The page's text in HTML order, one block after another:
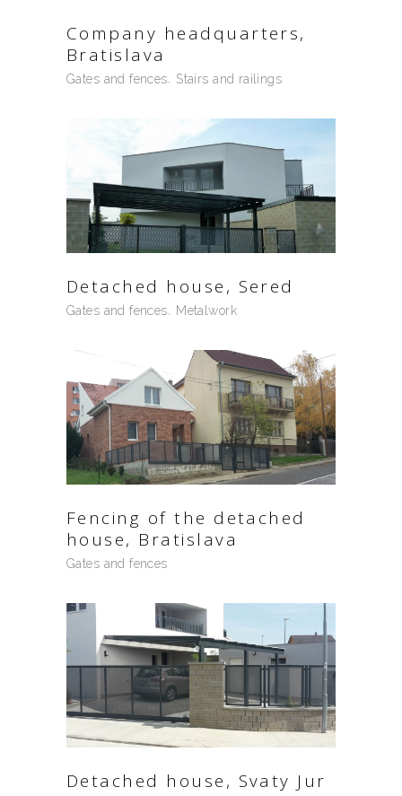
Company headquarters,
Bratislava
Gates and fences Stairs and railings
Detached house, Sered
Gates and fences Metalwork
Fencing of the detached
house, Bratislava
Gates and fences
Detached house, Svaty Jur